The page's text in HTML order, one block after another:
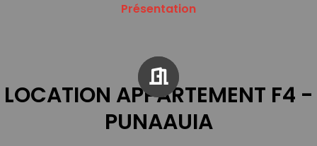
Présentation
LOCATION APPARTEMENT F4 -
PUNAAUIA